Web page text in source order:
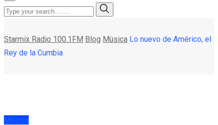
Starmix Radio 100.1FM Blog Música Lo nuevo de Américo, el
Rey de la Cumbia
Música